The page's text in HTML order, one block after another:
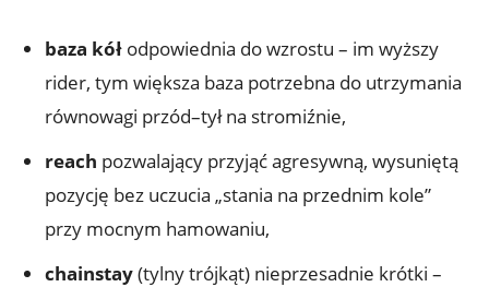
baza kół odpowiednia do wzrostu – im wyższy
rider, tym większa baza potrzebna do utrzymania
równowagi przód–tył na stromiźnie,
reach pozwalający przyjąć agresywną, wysuniętą
pozycję bez uczucia „stania na przednim kole”
przy mocnym hamowaniu,
chainstay(tylny trójkąt) nieprzesadnie krótki –